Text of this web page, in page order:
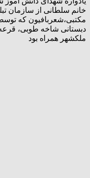
خانم سلطانی از سازمان
مکتبی،شعربافیون که
دبستانی شاخه طوبی،
ملکشهر همراه بود